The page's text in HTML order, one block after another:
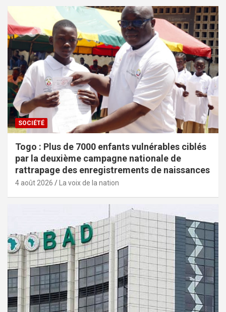
SOCIÉTÉ
Togo : Plus de 7000 enfants vulnérables ciblés
par la deuxième campagne nationale de
rattrapage des enregistrements de naissances
4 août 2026 La voix de la nation